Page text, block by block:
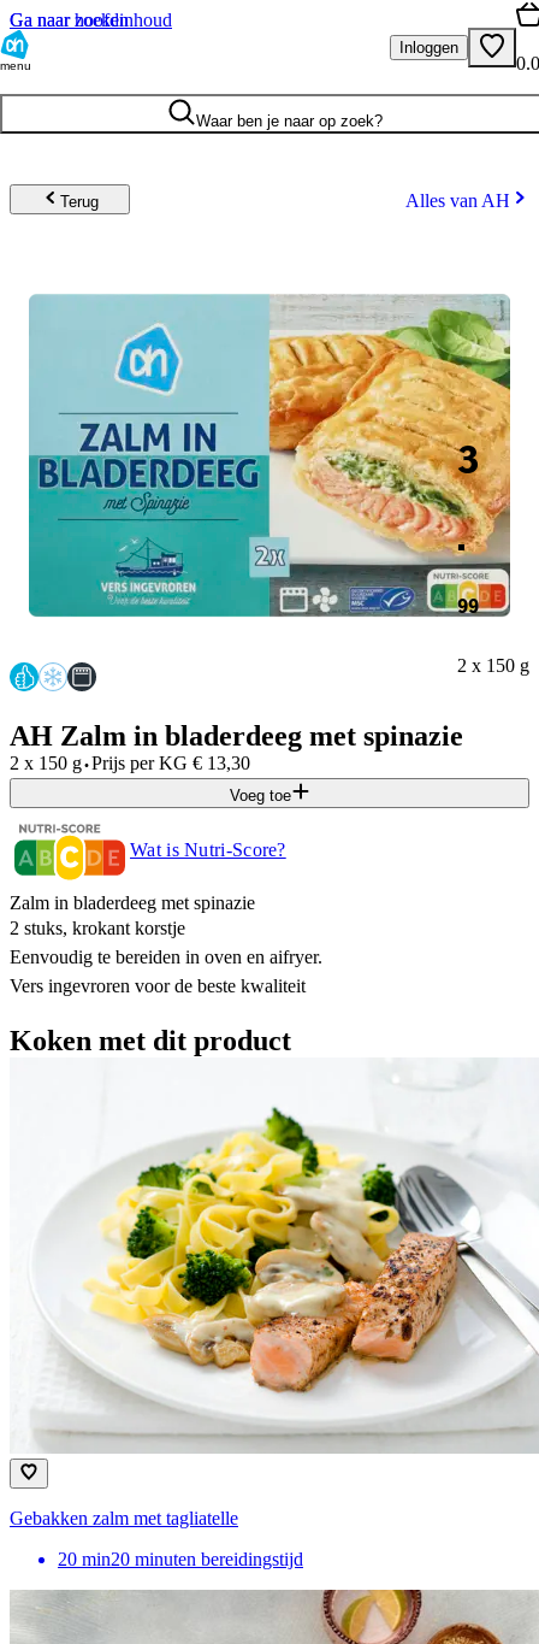
Ga naar hoofdinhoud
Ga naar zoeken
menu
Inloggen
Waar ben je naar op zoek?
Terug Alles van AH
3
.
99
2 x 150 g
AH Zalm in bladerdeeg met spinazie
2 x 150 g·Prijs per KG € 13,30
Voeg toe
Wat is Nutri-Score?
Zalm in bladerdeeg met spinazie
2 stuks, krokant korstje
Eenvoudig te bereiden in oven en aifryer.
Vers ingevroren voor de beste kwaliteit
Koken met dit product
Gebakken zalm met tagliatelle
20 min20 minuten bereidingstijd